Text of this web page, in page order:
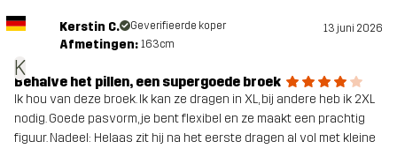
K
Kerstin C. Geverifieerde koper 13 juni 2026
Afmetingen: 163cm
Behalve het pillen, een supergoede broek
Ik hou van deze broek. Ik kan ze dragen in XL, bij andere heb ik 2XL
nodig. Goede pasvorm, je bent flexibel en ze maakt een prachtig
figuur. Nadeel: Helaas zit hij na het eerste dragen al vol met kleine